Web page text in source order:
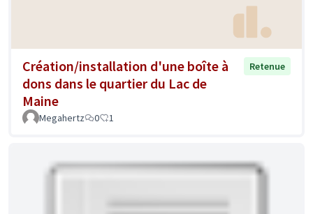
Création/installation d'une boîte à
dons dans le quartier du Lac de
Maine
Retenue
Megahertz 0 1